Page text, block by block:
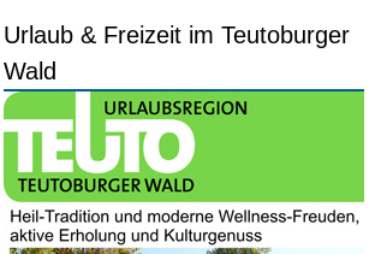
Urlaub & Freizeit im Teutoburger
Wald